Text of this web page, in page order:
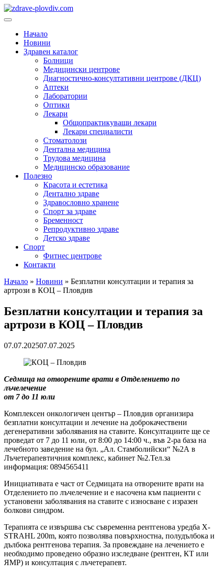
Преминете
към
Основно
Начало
Новини
Здравен каталог
Болници
Медицински центрове
Диагностично-консултативни центрове (ДКЦ)
Аптеки
Лаборатории
Оптики
Лекари
Общопрактикуващи лекари
Лекари специалисти
Стоматолози
Дентална медицина
Трудова медицина
Медицинско образование
Полезно
Красота и естетика
Дентално здраве
Здравословно хранене
Спорт за здраве
Бременност
Репродуктивно здраве
Детско здраве
Спорт
Фитнес центрове
Контакти
Начало » Новини » Безплатни консултации и терапия за
артрози в КОЦ – Пловдив
Безплатни консултации и терапия за
артрози в КОЦ – Пловдив
07.07.202507.07.2025
Седмица на отворените врати в Отделението по
лъчелечение
от 7 до 11 юли
Комплексен онкологичен център – Пловдив организира
безплатни консултации и лечение на доброкачествени
дегенеративни заболявания на ставите. Консултациите ще се
проведат от 7 до 11 юли, от 8:00 до 14:00 ч., във 2-ра база на
лечебното заведение на бул. „Ал. Стамболийски“ №2А в
Лъчетерапевтичния комплекс, кабинет №2.Тел.за
информация: 0894565411
Инициативата е част от Седмицата на отворените врати на
Отделението по лъчелечение и е насочена към пациенти с
установени заболявания на ставите с износване с изразен
болкови синдром.
Терапията се извършва със съвременна рентгенова уредба X-
STRAHL 200m, която позволява повърхностна, полудълбока и
дълбока рентгенова терапия. За провеждане на лечението е
необходимо проведено образно изследване (рентген, КТ или
ЯМР) и консултация с лъчетерапевт.